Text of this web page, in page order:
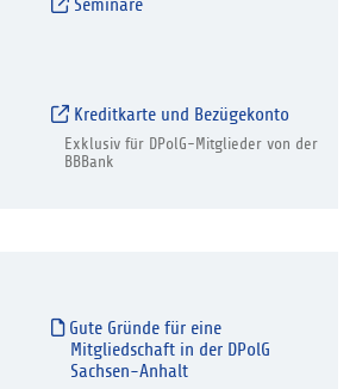
Seminare
Kreditkarte und Bezügekonto
Exklusiv für DPolG-Mitglieder von der
BBBank
Gute Gründe für eine
Mitgliedschaft in der DPolG
Sachsen-Anhalt